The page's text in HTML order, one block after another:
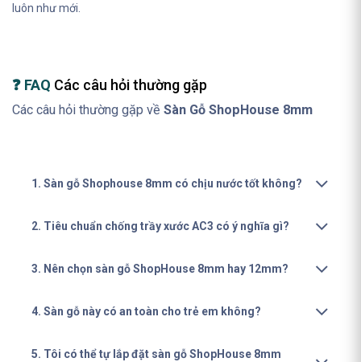
luôn như mới.
❓ FAQ Các câu hỏi thường gặp
Các câu hỏi thường gặp về Sàn Gỗ ShopHouse 8mm
1. Sàn gỗ Shophouse 8mm có chịu nước tốt không?
2. Tiêu chuẩn chống trầy xước AC3 có ý nghĩa gì?
3. Nên chọn sàn gỗ ShopHouse 8mm hay 12mm?
4. Sàn gỗ này có an toàn cho trẻ em không?
5. Tôi có thể tự lắp đặt sàn gỗ ShopHouse 8mm